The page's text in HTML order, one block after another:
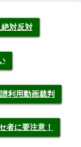
対反対
利用動画裁判
者に要注意！